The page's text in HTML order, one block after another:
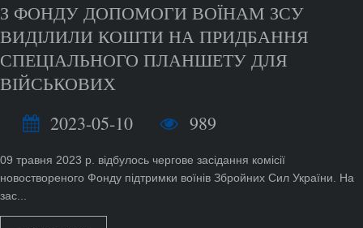
З ФОНДУ ДОПОМОГИ ВОЇНАМ ЗСУ
ВИДІЛИЛИ КОШТИ НА ПРИДБАННЯ
СПЕЦІАЛЬНОГО ПЛАНШЕТУ ДЛЯ
ВІЙСЬКОВИХ
2023-05-10
989
09 травня 2023 р. відбулось чергове засідання комісії
новоствореного Фонду підтримки воїнів Збройних Сил України. На
зас...